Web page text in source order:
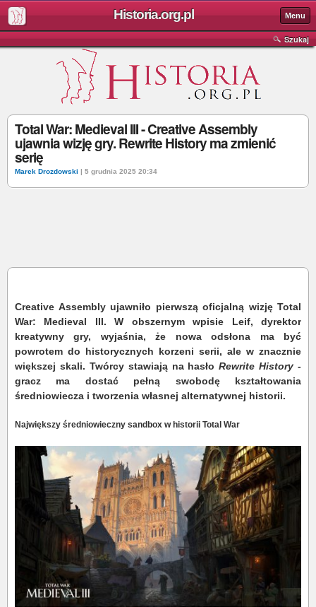
Historia.org.pl Menu
Szukaj
Total War: Medieval III - Creative Assembly
ujawnia wizję gry. Rewrite History ma zmienić
serię
Marek Drozdowski | 5 grudnia 2025 20:34
Creative Assembly ujawniło pierwszą oficjalną wizję Total
War: Medieval III. W obszernym wpisie Leif, dyrektor
kreatywny gry, wyjaśnia, że nowa odsłona ma być
powrotem do historycznych korzeni serii, ale w znacznie
większej skali. Twórcy stawiają na hasłoRewrite History -
gracz ma dostać pełną swobodę kształtowania
średniowiecza i tworzenia własnej alternatywnej historii.
Największy średniowieczny sandbox w historii Total War